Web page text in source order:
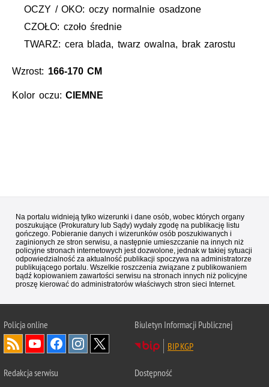
OCZY / OKO: oczy normalnie osadzone
CZOŁO: czoło średnie
TWARZ: cera blada, twarz owalna, brak zarostu
Wzrost: 166-170 CM
Kolor oczu:CIEMNE
Na portalu widnieją tylko wizerunki i dane osób, wobec których organy
poszukujące (Prokuratury lub Sądy) wydały zgodę na publikację listu
gończego. Pobieranie danych i wizerunków osób poszukiwanych i
zaginionych ze stron serwisu, a następnie umieszczanie na innych niż
policyjne stronach internetowych jest dozwolone, jednak w takiej sytuacji
odpowiedzialność za aktualność publikacji spoczywa na administratorze
publikującego portalu. Wszelkie roszczenia związane z publikowaniem
bądź kopiowaniem zawartości serwisu na stronach innych niż policyjne
proszę kierować do administratorów właściwych stron sieci Internet.
Policjaonline
Biuletyn Informacji Publicznej
BIP KGP
Redakcja serwisu
Dostępność